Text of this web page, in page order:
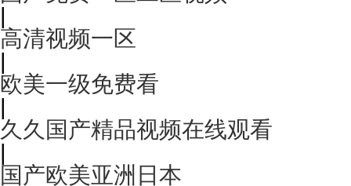
|
高清视频一区
|
欧美一级免费看
|
久久国产精品视频在线观看
|
国产欧美亚洲日本